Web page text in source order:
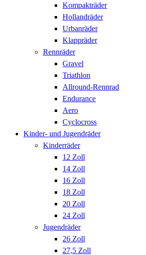
Kompakträder
Hollandräder
Urbanräder
Klappräder
Rennräder
Gravel
Triathlon
Allround-Rennrad
Endurance
Aero
Cyclocross
Kinder- und Jugendräder
Kinderräder
12 Zoll
14 Zoll
16 Zoll
18 Zoll
20 Zoll
24 Zoll
Jugendräder
26 Zoll
27,5 Zoll